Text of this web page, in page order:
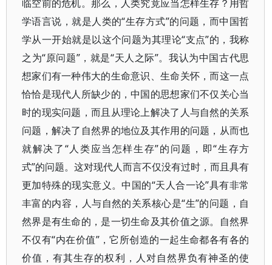
临空前的危机。那么，人类究竟应当怎样生存？用哲
学语言说，就是人类的“生存方式”的问题，而中国哲
学从一开始就是以这个问题为其理论“支点”的，我称
之为“原问题”，就是“天人之际”。我认为中国古代思
想家们有一种伟大的生命意识、生命关怀，而这一点
恰恰是现代人所缺少的，中国的思想家们不仅关心当
时的现实问题，而且从理论上解决了人与自然的关系
问题，解决了自然界的地位及其作用的问题，从而也
就解决了“人类应当怎样生存”的问题，即“生存方
式”的问题。这对现代人而言不仅没有过时，而且具有
更加特殊的现实意义。中国的“天人合一论”具有非常
丰富的内容，人与自然的关系核心是“生”的问题，自
然界是有生命的，是一切生命及其价值之源。自然界
不仅有“内在价值”，它所创造的一起生命都各有各的
价值，有其生存的权利，人对自然界负有神圣的使